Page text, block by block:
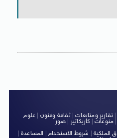
|تقارير ومتابعات|ثقافة وفنون
علوم
منوعات كاريكاتير صور
الملكية شروط الاستخدام| المساعدة|